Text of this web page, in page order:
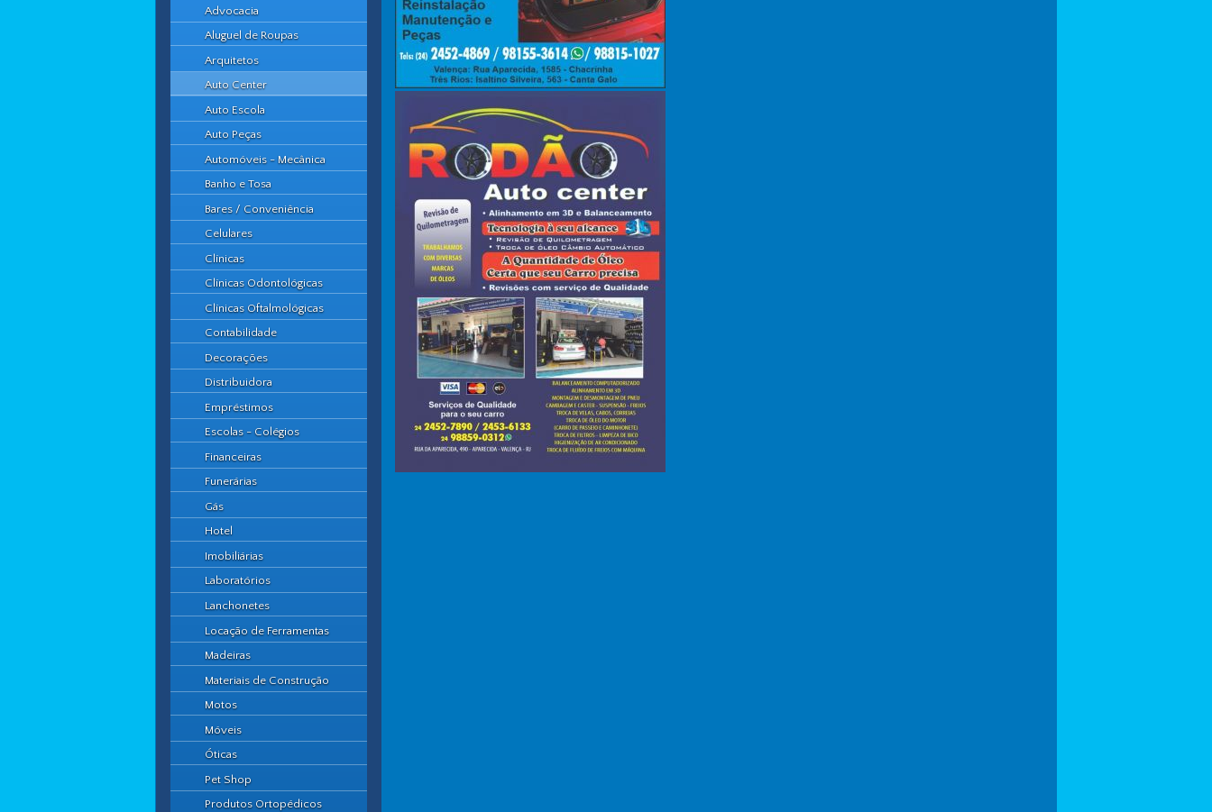
Advocacia
Aluguel de Roupas
Arquitetos
Auto Center
Auto Escola
Auto Peças
Automóveis - Mecânica
Banho e Tosa
Bares / Conveniência
Celulares
Clínicas
Clínicas Odontológicas
Clínicas Oftalmológicas
Contabilidade
Decorações
Distribuidora
Empréstimos
Escolas - Colégios
Financeiras
Funerárias
Gás
Hotel
Imobiliárias
Laboratórios
Lanchonetes
Locação de Ferramentas
Madeiras
Materiais de Construção
Motos
Móveis
Óticas
Pet Shop
Produtos Ortopédicos